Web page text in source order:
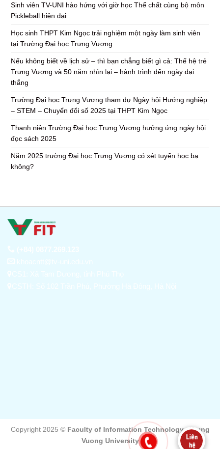
Sinh viên TV-UNI hào hứng với giờ học Thể chất cùng bộ môn
Pickleball hiện đại
Học sinh THPT Kim Ngọc trải nghiệm một ngày làm sinh viên
tại Trường Đại học Trưng Vương
Nếu không biết về lịch sử – thì bạn chẳng biết gì cả: Thế hệ trẻ
Trưng Vương và 50 năm nhìn lại – hành trình đến ngày đại
thắng
Trường Đại học Trưng Vương tham dự Ngày hội Hướng nghiệp
– STEM – Chuyển đổi số 2025 tại THPT Kim Ngọc
Thanh niên Trường Đại học Trưng Vương hưởng ứng ngày hội
đọc sách 2025
Năm 2025 trường Đại học Trưng Vương có xét tuyển học bạ
không?
Copyright 2025 © Faculty of Information Technology - Trung
Vuong University